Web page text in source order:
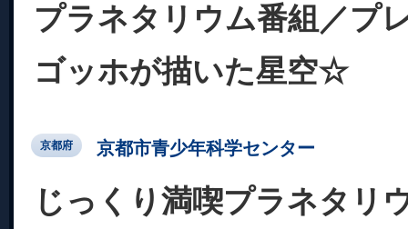
プラネタリウム番組／
ゴッホが描いた星空☆
京都府 京都市青少年科学センター
じっくり満喫プラネタリ